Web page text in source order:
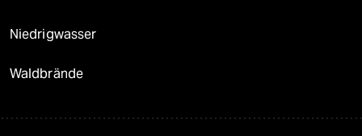
Niedrigwasser
Waldbrände